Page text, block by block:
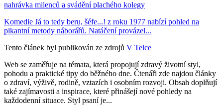
nahrávka milenců a svádění plachého kolegy
Komedie Já to tedy beru, šéfe...! z roku 1977 nabízí pohled na
pikantní metody náborářů. Natáčení provázel...
Tento článek byl publikován ze zdrojů V Telce
Web se zaměřuje na témata, která propojují zdravý životní styl,
pohodu a praktické tipy do běžného dne. Čtenáři zde najdou články
o zdraví, výživě, rodině, vztazích i osobním rozvoji. Obsah doplňují
také zajímavosti a inspirace, které přinášejí nové pohledy na
každodenní situace. Styl psaní je...